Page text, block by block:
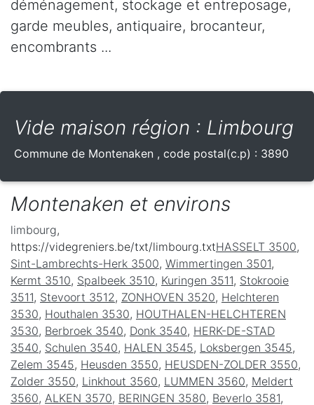
déménagement, stockage et entreposage,
garde meubles, antiquaire, brocanteur,
encombrants ...
Vide maison région : Limbourg
Commune de Montenaken , code postal(c.p) : 3890
Montenaken et environs
limbourg,
https://videgreniers.be/txt/limbourg.txtHASSELT 3500,
Sint-Lambrechts-Herk 3500, Wimmertingen 3501,
Kermt 3510, Spalbeek 3510, Kuringen 3511, Stokrooie
3511, Stevoort 3512 , ZONHOVEN 3520, Helchteren
3530, Houthalen 3530, HOUTHALEN-HELCHTEREN
3530, Berbroek 3540, Donk 3540, HERK-DE-STAD
3540, Schulen 3540, HALEN 3545, Loksbergen 3545,
Zelem 3545, Heusden 3550, HEUSDEN-ZOLDER 3550,
Zolder 3550, Linkhout 3560, LUMMEN 3560, Meldert
3560, ALKEN 3570, BERINGEN 3580, Beverlo 3581,